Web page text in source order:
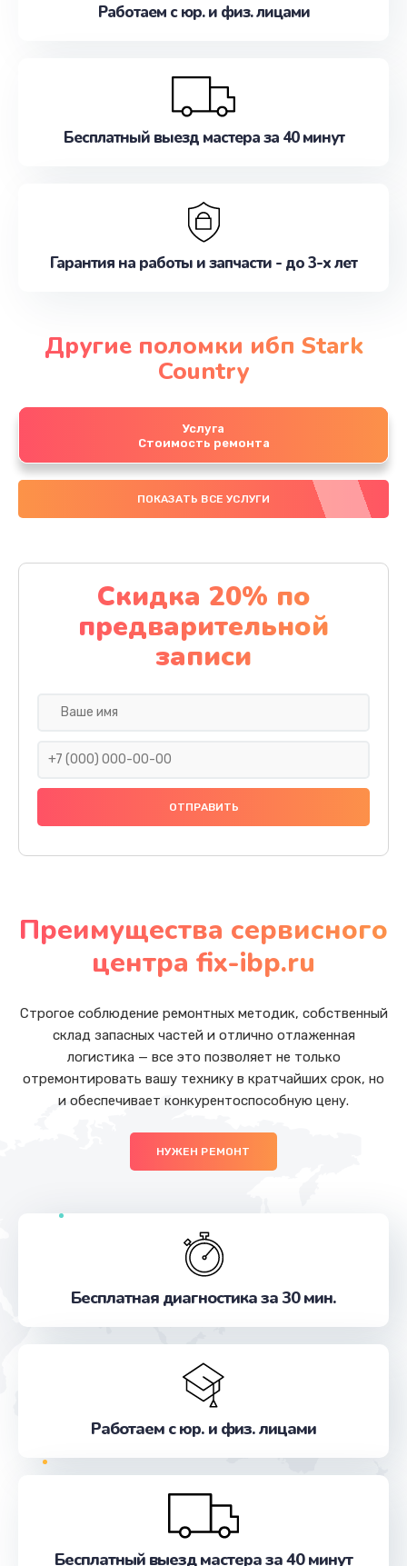
Работаем с юр. и физ. лицами
Бесплатный выезд мастера за 40 минут
Гарантия на работы и запчасти - до 3-х лет
Другие поломки ибп Stark
Country
Услуга
Стоимость ремонта
ПОКАЗАТЬ ВСЕ УСЛУГИ
Скидка 20% по
предварительной
записи
Преимущества сервисного
центра fix-ibp.ru
Строгое соблюдение ремонтных методик, собственный
склад запасных частей и отлично отлаженная
логистика — все это позволяет не только
отремонтировать вашу технику в кратчайших срок, но
и обеспечивает конкурентоспособную цену.
НУЖЕН РЕМОНТ
Бесплатная диагностика за 30 мин.
Работаем с юр. и физ. лицами
Бесплатный выезд мастера за 40 минут